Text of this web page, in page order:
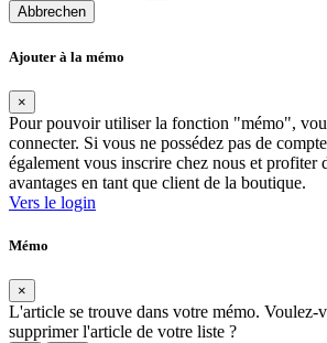
Abbrechen
Ajouter à la mémo
×
Pour pouvoir utiliser la fonction "mémo",
connecter. Si vous ne possédez pas de
également vous inscrire chez nous et profiter
avantages en tant que client de la boutique.
Vers le login
Mémo
×
L'article se trouve dans votre mémo. Voulez-
supprimer l'article de votre liste ?